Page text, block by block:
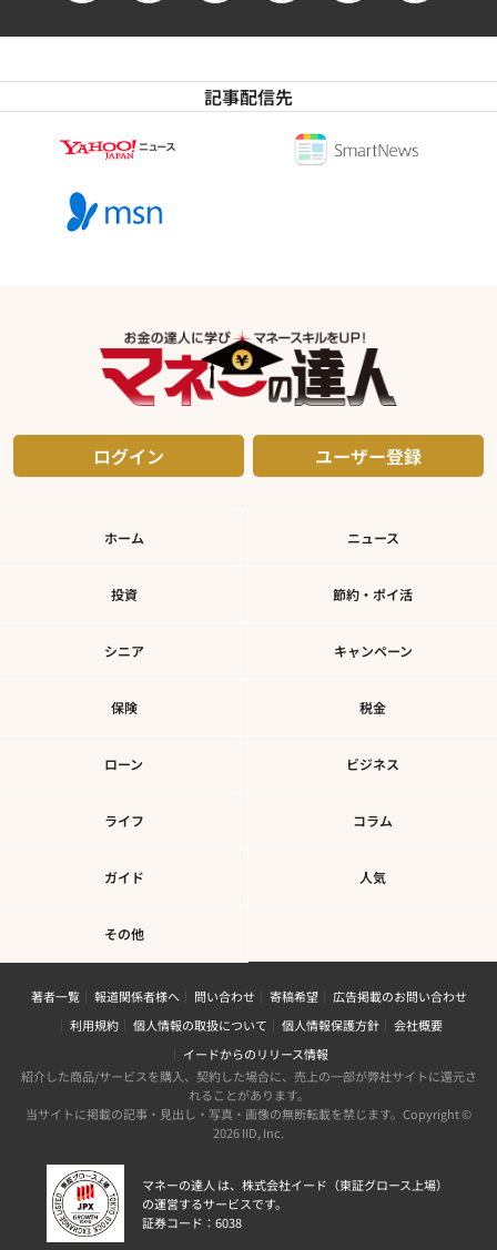
記事配信先
ログイン ユーザー登録
ホーム ニュース
投資 節約・ポイ活
シニア キャンペーン
保険 税金
ローン ビジネス
ライフ コラム
ガイド 人気
その他
著者一覧 報道関係者様へ 問い合わせ 寄稿希望
広告掲載のお問い合わせ
利用規約
個人情報の取扱について 個人情報保護方針
会社概要
イードからのリリース情報
紹介した商品/サービスを購入、契約した場合に、売上の一部が弊社サイトに還元さ
れることがあります。
当サイトに掲載の記事・見出し・写真・画像の無断転載を禁じます。Copyright ©
2026 IID, Inc.
マネーの達人 は、株式会社イード（東証グロース上場）
の運営するサービスです。
証券コード：6038